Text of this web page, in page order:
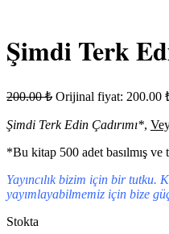
Şimdi Terk
200.00₺ Orijinal fiyat: 200.00
Şimdi Terk Edin Çadırımı*,
*Bu kitap 500 adet basılmış ve
Yayıncılık bizim için bir tutku.
yayımlayabilmemiz için bize
Stokta